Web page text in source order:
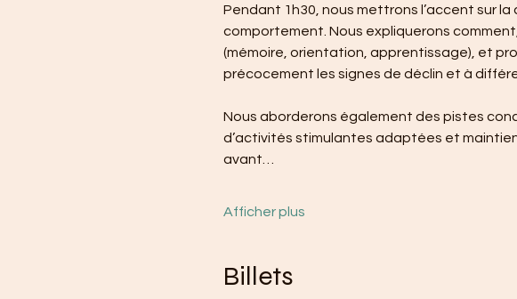
Pendant 1h30, nous mettrons l’accent sur
comportement. Nous expliquerons
(mémoire, orientation, apprentissage), et
précocement les signes de déclin et à
Nous aborderons également des pistes
d’activités stimulantes adaptées et
avant…
Afficher plus
Billets